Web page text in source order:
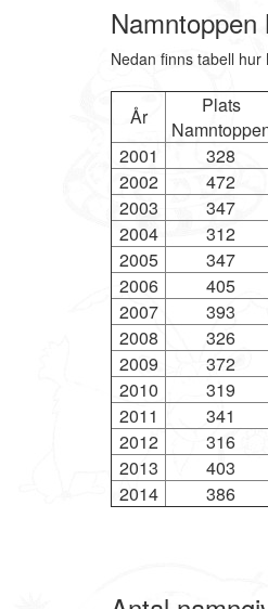
Namntoppen
Nedan finns tabell
År
Plats
2001
328
2002
472
2003
347
2004
312
2005
347
2006
405
2007
393
2008
326
2009
372
2010
319
2011
341
2012
316
2013
403
2014
386